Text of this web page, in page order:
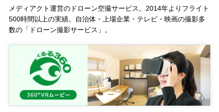
メディアクト運営のドローン空撮サービス。2014年よりフライト
500時間以上の実績。自治体・上場企業・テレビ・映画の撮影多
数の「ドローン撮影サービス」。